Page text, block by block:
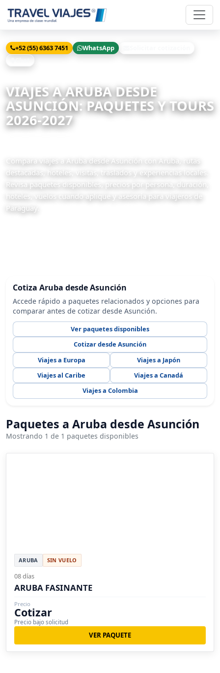
+52 (55) 6363 7451 WhatsApp
VIAJES A ARUBA DESDE
ASUNCIÓN: PAQUETES Y TOURS
2026-2027
Compara viajes a Aruba desde Asunción con Aruba, rutas
destacadas, hoteles, visitas, traslados y experiencias locales.
Revisa paquetes disponibles, precios por persona, duración,
hoteles, vuelos cuando aplique y asesoría para viajeros de
Paraguay.
Cotiza Aruba desde Asunción
Accede rápido a paquetes relacionados y opciones para
comparar antes de cotizar desde Asunción.
Ver paquetes disponibles
Cotizar desde Asunción
Viajes a Europa
Viajes a Japón
Viajes al Caribe
Viajes a Canadá
Viajes a Colombia
Paquetes a Aruba desde Asunción
Mostrando 1 de 1 paquetes disponibles
ARUBA SIN VUELO
08 días
ARUBA FASINANTE
Precio
Cotizar
Precio bajo solicitud
VER PAQUETE